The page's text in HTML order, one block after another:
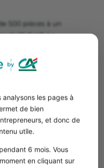
analysons les pages à
de bien
et donc de
utile.
6 mois. Vous
en cliquant sur
500 pièces à un
de 12 € HT. La
d’échanges écrits
et peut
exécutée
n'a pas été livrée, ou si
Dans ce cas, il